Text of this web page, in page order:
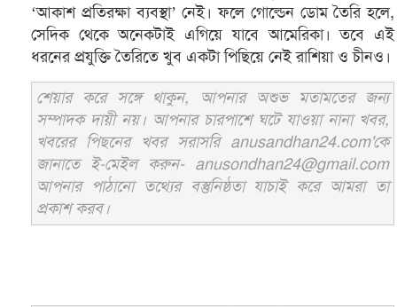
‘আকাশ প্রতিরক্ষা ব্যবস্থা’ নেই। ফলে গোল্ডেন ডোম তৈরি হলে,
সেদিক থেকে অনেকটাই এগিয়ে যাবে আমেরিকা। তবে এই
ধরনের প্রযুক্তি তৈরিতে খুব একটা পিছিয়ে নেই রাশিয়া ও চীনও।
শেয়ার করে সঙ্গে থাকুন, আপনার অশুভ মতামতের জন্য
সম্পাদক দায়ী নয়। আপনার চারপাশে ঘটে যাওয়া নানা খবর,
খবরের পিছনের খবর সরাসরি anusandhan24.com'কে
জানাতে ই-মেইল করুন- anusondhan24@gmail.com
আপনার পাঠানো তথ্যের বস্তুনিষ্ঠতা যাচাই করে আমরা তা
প্রকাশ করব।